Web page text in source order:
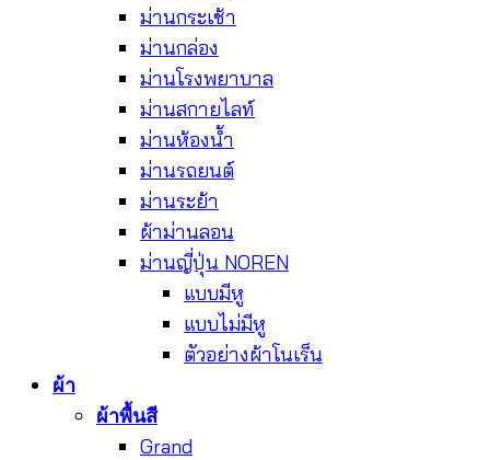
ม่านกระเช้า
ม่านกล่อง
ม่านโรงพยาบาล
ม่านสกายไลท์
ม่านห้องน้ำ
ม่านรถยนต์
ม่านระย้า
ผ้าม่านลอน
ม่านญี่ปุ่น NOREN
แบบมีหู
แบบไม่มีหู
ตัวอย่างผ้าโนเร็น
ผ้า
ผ้าพื้นสี
Grand